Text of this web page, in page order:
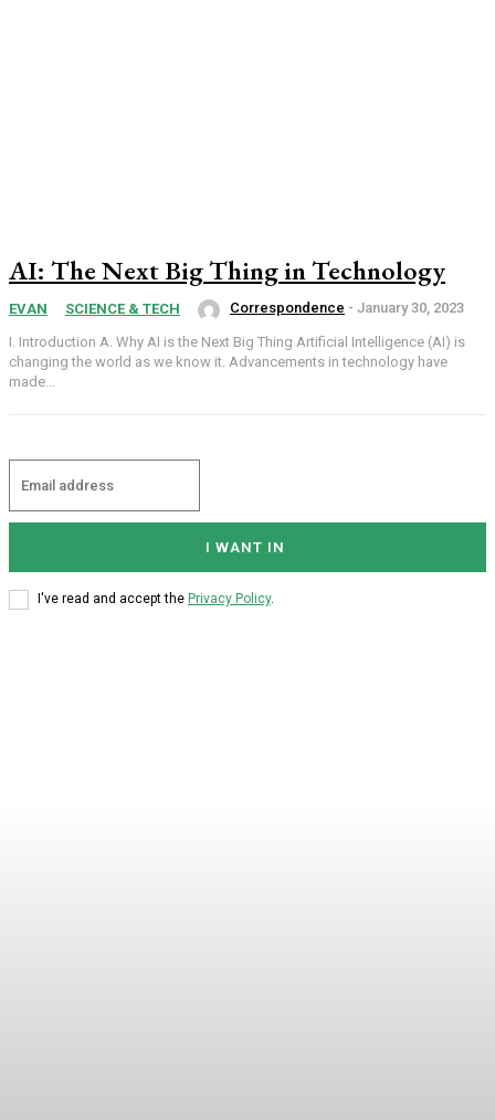
AI: The Next Big Thing in Technology
EVAN SCIENCE & TECH Correspondence - January 30, 2023
I. Introduction A. Why AI is the Next Big Thing Artificial Intelligence (AI) is
changing the world as we know it. Advancements in technology have
made...
I WANT IN
I've read and accept the Privacy Policy.